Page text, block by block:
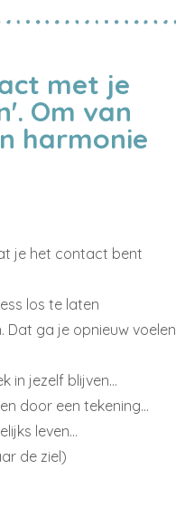
met je
Om van
harmonie
je het contact bent
los te laten
Dat ga je opnieuw voelen
in jezelf blijven…
door een tekening…
leven…
de ziel)